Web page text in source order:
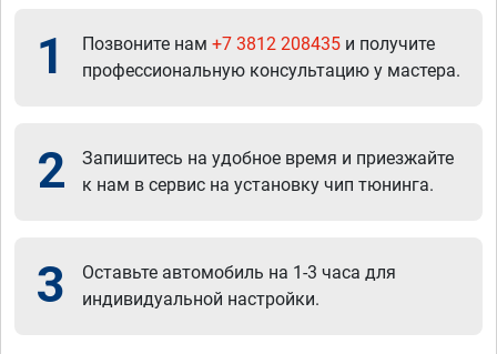
1 Позвоните нам +7 3812 208435 и получите
профессиональную консультацию у мастера.
2
Запишитесь на удобное время и приезжайте
к нам в сервис на установку чип тюнинга.
3
Оставьте автомобиль на 1-3 часа для
индивидуальной настройки.